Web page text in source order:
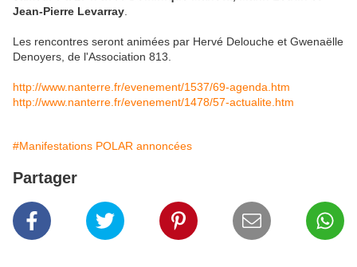
Jean-Pierre Levarray
Les rencontres seront animées par Hervé Delouche et Gwenaëlle
Denoyers, de l'Association 813.
http://www.nanterre.fr/evenement/1537/69-agenda.htm
http://www.nanterre.fr/evenement/1478/57-actualite.htm
#Manifestations POLAR annoncées
Partager